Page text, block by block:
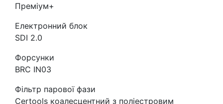
Преміум+
Електронний блок
SDI 2.0
Форсунки
BRC IN03
Фільтр парової фази
Certools коалесцентний з поліестровим